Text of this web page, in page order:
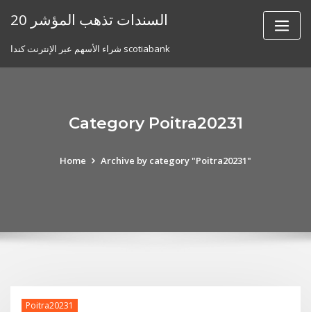
20 السندات تذهب المؤشر
شراء الأسهم عبر الإنترنت كندا scotiabank
Category Poitra20231
Home Archive by category "Poitra20231"
Poitra20231